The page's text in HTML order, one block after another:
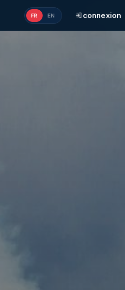
FR EN connexion